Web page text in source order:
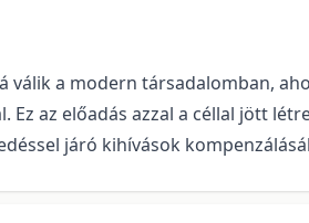
a modern társadalomban,
Ez az előadás azzal a céllal jött
járó kihívások